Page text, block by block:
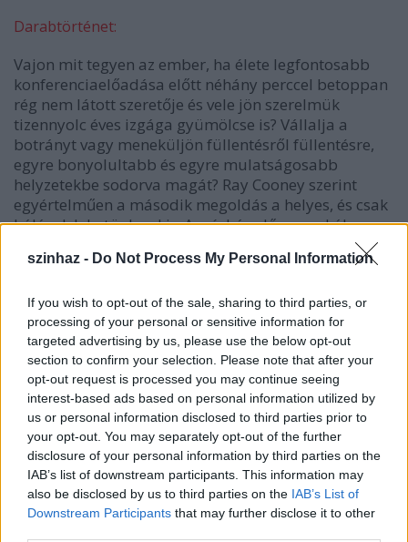
szinhaz - Do Not Process My Personal Information
If you wish to opt-out of the sale, sharing to third parties, or
processing of your personal or sensitive information for
targeted advertising by us, please use the below opt-out
section to confirm your selection. Please note that after your
opt-out request is processed you may continue seeing
interest-based ads based on personal information utilized by
us or personal information disclosed to third parties prior to
your opt-out. You may separately opt-out of the further
disclosure of your personal information by third parties on the
IAB’s list of downstream participants. This information may
also be disclosed by us to third parties on the IAB’s List of
Downstream Participants that may further disclose it to other
Darabtörténet:
Vajon mit tegyen az ember, ha élete legfontosabb
konferenciaelőadása előtt néhány perccel betoppan
rég nem látott szeretője és vele jön szerelmük
tizennyolc éves izgága gyümölcse is? Vállalja a
botrányt vagy meneküljön füllentésről füllentésre,
egyre bonyolultabb és egyre mulatságosabb
helyzetekbe sodorva magát? Ray Cooney szerint
egyértelműen a második megoldás a helyes, és csak
hálásak lehetünk neki. „A színház előcsarnokában
londoni bemutató után. Jöjjenek velünk egy kórház
tomporba beadott nyugtatóinjekció ellenére egy fiú
végre megtalálja az apát, akire mindig is vágyott…
még akkor is, ha talán nem ő az igazi.